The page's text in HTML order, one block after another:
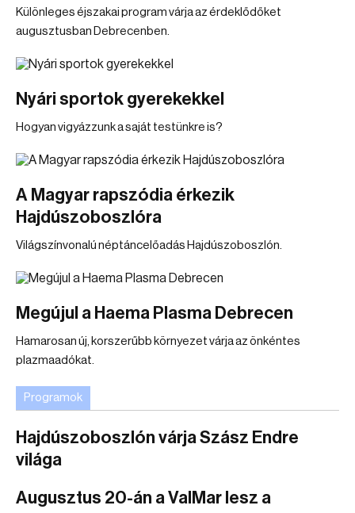
Különleges éjszakai program várja az érdeklődőket
augusztusban Debrecenben.
Nyári sportok gyerekekkel
Hogyan vigyázzunk a saját testünkre is?
A Magyar rapszódia érkezik
Hajdúszoboszlóra
Világszínvonalú néptáncelőadás Hajdúszoboszlón.
Megújul a Haema Plasma Debrecen
Hamarosan új, korszerűbb környezet várja az önkéntes
plazmaadókat.
Programok
Hajdúszoboszlón várja Szász Endre
világa
Augusztus 20-án a ValMar lesz a